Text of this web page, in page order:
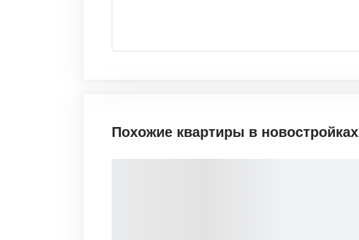
Похожие квартиры в новостройках